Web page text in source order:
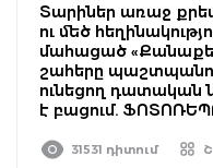
Տարիներ առաջ
ու մեծ
մահացած
շահերը
ունեցող դատական
է բացում.
31531 դիտում